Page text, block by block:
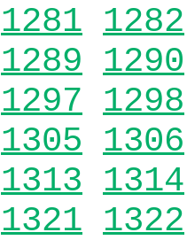
1281 1282
1289 1290
1297 1298
1305 1306
1313 1314
1321 1322